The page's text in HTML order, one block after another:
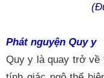
Phát nguyện Quy y
Quy y là quay trở